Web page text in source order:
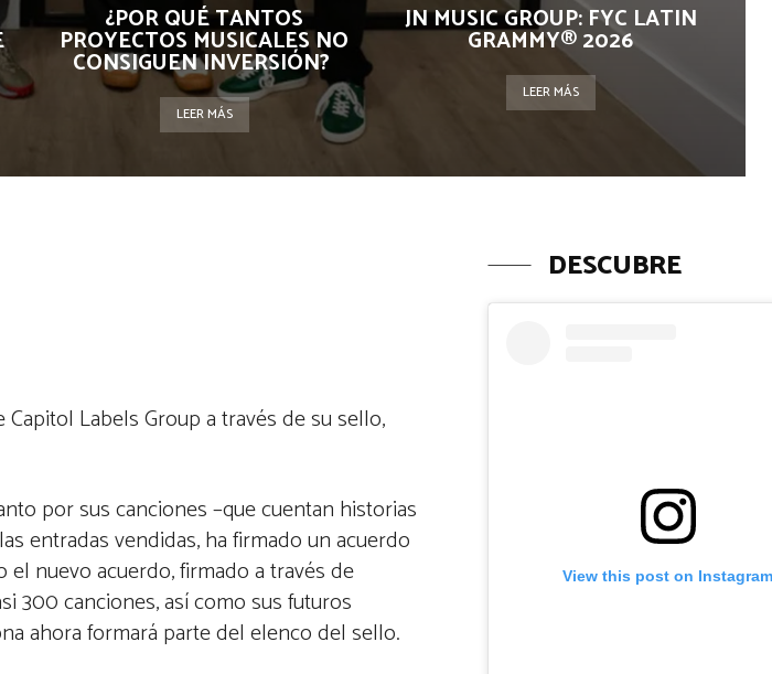
¿POR QUÉ TANTOS
PROYECTOS MUSICALES NO
CONSIGUEN INVERSIÓN?
LEER MÁS
JN MUSIC GROUP: FYC LATIN
GRAMMY® 2026
LEER MÁS
Labels Group a través de su sello,
por sus canciones –que cuentan historias
entradas vendidas, ha firmado un acuerdo
nuevo acuerdo, firmado a través de
300 canciones, así como sus futuros
ahora formará parte del elenco del sello.
DESCUBRE
View this post on